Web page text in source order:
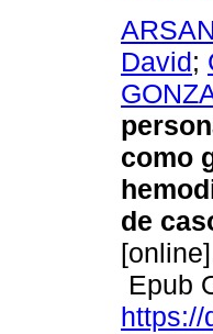
David;
como
de
Epub
https://